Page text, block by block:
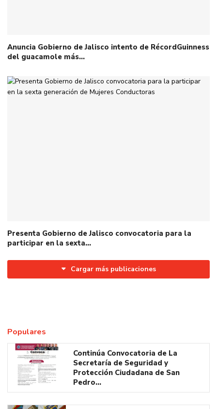
Anuncia Gobierno de Jalisco intento de RécordGuinness
del guacamole más…
Presenta Gobierno de Jalisco convocatoria para la
participar en la sexta…
Cargar más publicaciones
Populares
Continúa Convocatoria de La
Secretaría de Seguridad y
Protección Ciudadana de San
Pedro…